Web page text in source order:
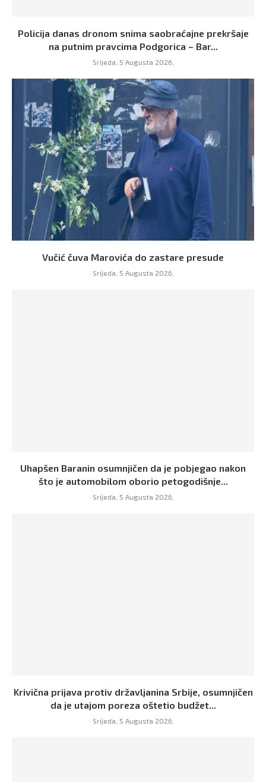
Policija danas dronom snima saobraćajne prekršaje
na putnim pravcima Podgorica – Bar...
Srijeda, 5 Augusta 2026,
Vučić čuva Marovića do zastare presude
Srijeda, 5 Augusta 2026,
Uhapšen Baranin osumnjičen da je pobjegao nakon
što je automobilom oborio petogodišnje...
Srijeda, 5 Augusta 2026,
Krivična prijava protiv državljanina Srbije, osumnjičen
da je utajom poreza oštetio budžet...
Srijeda, 5 Augusta 2026,